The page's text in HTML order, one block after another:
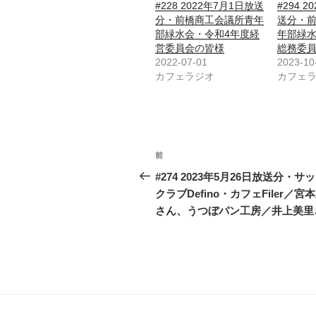
#228 2022年7月1日放送
分・前橋商工会議所青年
部緑水会・令和4年度経
営委員会の皆様
2022-07-01
カフェラジオ
#294
送分・
年部緑
総務委
2023-
カフェ
投
稿
ナ
前
の
投
稿
前
#274 2023年5月26日放送分・サ
クラブDefino・カフェFiler／宮
さん、うつぼパン工房／井上美